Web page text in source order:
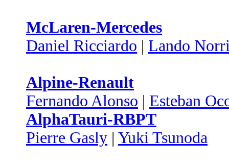
McLaren-Mercedes
Daniel Ricciardo | Lando
Alpine-Renault
Fernando Alonso | Esteban
AlphaTauri-RBPT
Pierre Gasly | Yuki Tsunoda